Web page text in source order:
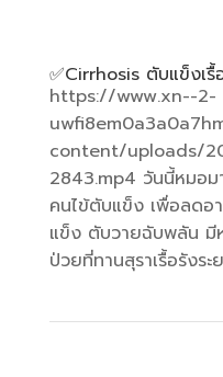
✅️Cirrhosis ตับแข็งเรื้
https://www.xn--2-
content/uploads/
2843.mp4 วันนี้หมอม
คนไข้ตับแข็ง เพื่อลดอ
แข็ง ตับวายฉับพลัน มี
ป่วยที่ทานสุราเรื้อรังระ